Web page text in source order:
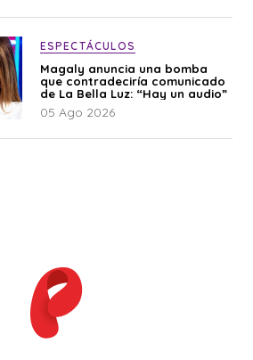
ESPECTÁCULOS
Magaly anuncia una bomba
que contradeciría comunicado
de La Bella Luz: “Hay un audio”
05 Ago 2026